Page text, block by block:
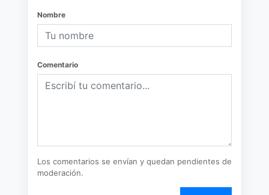
Nombre
Comentario
Los comentarios se envían y quedan pendientes de
moderación.